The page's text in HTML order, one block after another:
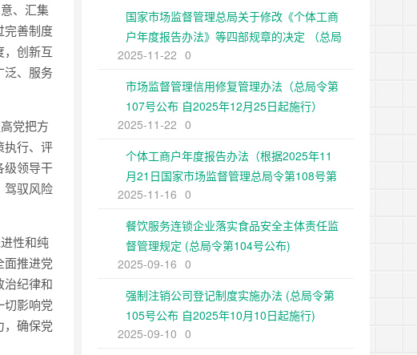
、汇集
完善制度
，创新互
泛、服务
党把方
执行、评
级领导干
驾驭风险
性和纯
面推进党
治纪律和
切影响党
，确保党
国家市场监督管理总局关于修改《个体工商
户年度报告办法》等四部规章的决定 （总局
令第108号公布 自2025年12月25日起施
2025-11-22 0
市场监督管理信用修复管理办法（总局令第
107号公布 自2025年12月25日起施行）
2025-11-22 0
个体工商户年度报告办法（根据2025年11
月21日国家市场监督管理总局令第108号第
二次修正）
2025-11-16 0
餐饮服务连锁企业落实食品安全主体责任监
督管理规定 (总局令第104号公布)
2025-09-16 0
强制注销公司登记制度实施办法 (总局令第
105号公布 自2025年10月10日起施行)
2025-09-10 0